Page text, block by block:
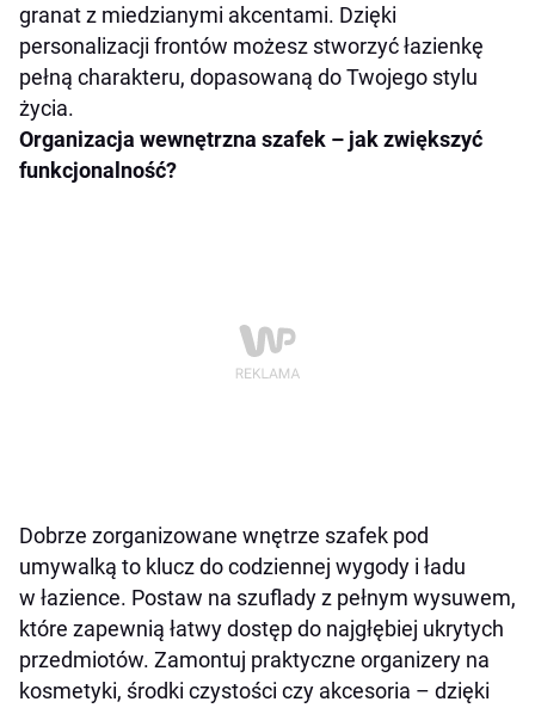
granat z miedzianymi akcentami. Dzięki
personalizacji frontów możesz stworzyć łazienkę
pełną charakteru, dopasowaną do Twojego stylu
życia.
Organizacja wewnętrzna szafek – jak zwiększyć
funkcjonalność?
Dobrze zorganizowane wnętrze szafek pod
umywalką to klucz do codziennej wygody i ładu
w łazience. Postaw na szuflady z pełnym wysuwem,
które zapewnią łatwy dostęp do najgłębiej ukrytych
przedmiotów. Zamontuj praktyczne organizery na
kosmetyki, środki czystości czy akcesoria – dzięki